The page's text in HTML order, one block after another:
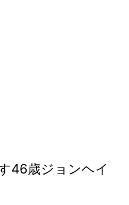
46歳ジョンヘイ